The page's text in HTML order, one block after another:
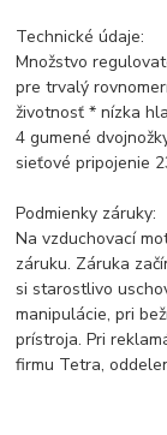
Technické údaje:
Množstvo
pre trvalý
životnosť * nízka
4 gumené
sieťové pripojenie
Podmienky záruky:
Na vzduchovací
záruku. Záruka
si starostlivo
manipulácie, pri
prístroja. Pri
firmu Tetra,